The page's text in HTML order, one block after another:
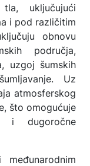
uključujući
i pod različitim
obnovu
područja,
uzgoj šumskih
Uz
atmosferskog
što omogućuje
i dugoročne